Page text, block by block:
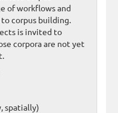
of workflows and
corpus building.
is invited to
corpora are not yet
spatially)